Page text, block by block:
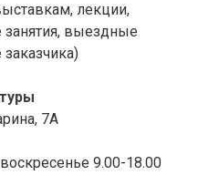
лекции,
занятия, выездные
заказчика)
7А
9.00-18.00